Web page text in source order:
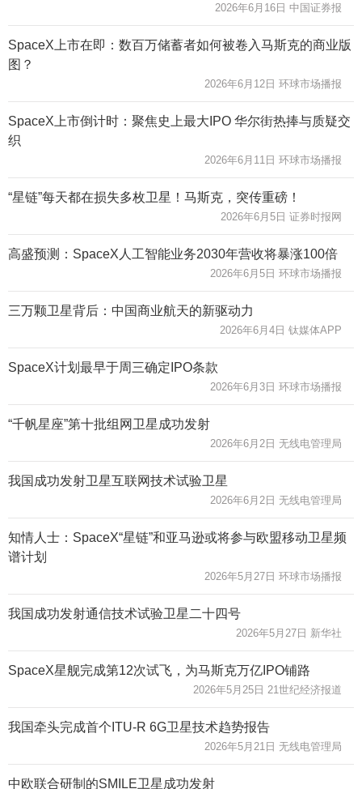
2026年6月16日 中国证券报
SpaceX上市在即：数百万储蓄者如何被卷入马斯克的商业版
图？
2026年6月12日 环球市场播报
SpaceX上市倒计时：聚焦史上最大IPO 华尔街热捧与质疑交
织
2026年6月11日 环球市场播报
“星链”每天都在损失多枚卫星！马斯克，突传重磅！
2026年6月5日 证券时报网
高盛预测：SpaceX人工智能业务2030年营收将暴涨100倍
2026年6月5日 环球市场播报
三万颗卫星背后：中国商业航天的新驱动力
2026年6月4日 钛媒体APP
SpaceX计划最早于周三确定IPO条款
2026年6月3日 环球市场播报
“千帆星座”第十批组网卫星成功发射
2026年6月2日 无线电管理局
我国成功发射卫星互联网技术试验卫星
2026年6月2日 无线电管理局
知情人士：SpaceX“星链”和亚马逊或将参与欧盟移动卫星频
谱计划
2026年5月27日 环球市场播报
我国成功发射通信技术试验卫星二十四号
2026年5月27日 新华社
SpaceX星舰完成第12次试飞，为马斯克万亿IPO铺路
2026年5月25日 21世纪经济报道
我国牵头完成首个ITU-R 6G卫星技术趋势报告
2026年5月21日 无线电管理局
中欧联合研制的SMILE卫星成功发射